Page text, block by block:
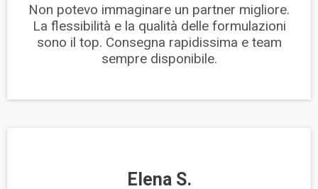
Non potevo immaginare un partner migliore.
La flessibilità e la qualità delle formulazioni
sono il top. Consegna rapidissima e team
sempre disponibile.
Elena S.